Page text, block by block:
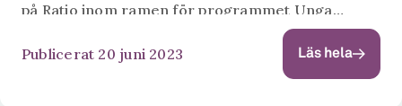
på Ratio inom ramen för programmet Unga
Forskare. De jobbar tillsammans med seniora
forskare i något av Ratios forskningsprojekt. Det
Publicerat 20 juni 2023 Läs hela